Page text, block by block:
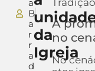
a
B
a
r
r
a
d
da
Igreja
A
no
No